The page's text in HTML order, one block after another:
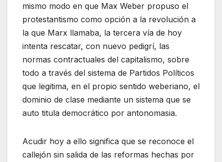
mismo modo en que Max Weber propuso el
protestantismo como opción a la revolución a
la que Marx llamaba, la tercera vía de hoy
intenta rescatar, con nuevo pedigrí, las
normas contractuales del capitalismo, sobre
todo a través del sistema de Partidos Políticos
que legitima, en el propio sentido weberiano, el
dominio de clase mediante un sistema que se
auto titula democrático por antonomasia.
Acudir hoy a ello significa que se reconoce el
callejón sin salida de las reformas hechas por